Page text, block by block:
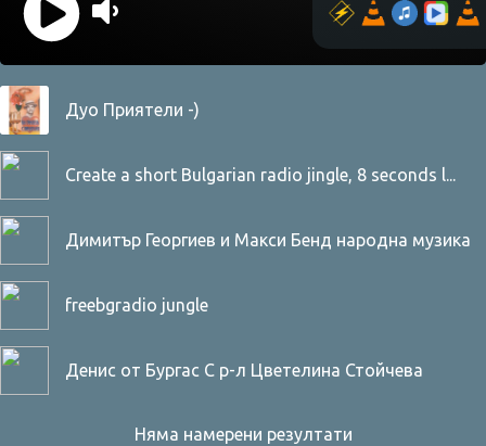
Дуо Приятели -)
Create a short Bulgarian radio jingle, 8 seconds l...
Димитър Георгиев и Макси Бенд народна музика
freebgradio jungle
Денис от Бургас С р-л Цветелина Стойчева
Няма намерени резултати